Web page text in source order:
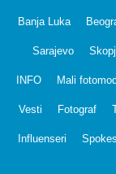
Banja Luka
Sarajevo
INFO Mali
Vesti Fotograf
Influenseri